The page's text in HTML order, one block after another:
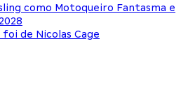
como Motoqueiro Fantasma e
de Nicolas Cage